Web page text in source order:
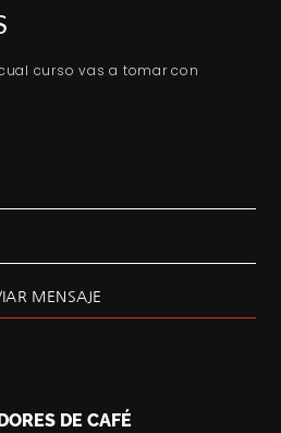
curso vas a tomar con
MENSAJE
DE CAFÉ